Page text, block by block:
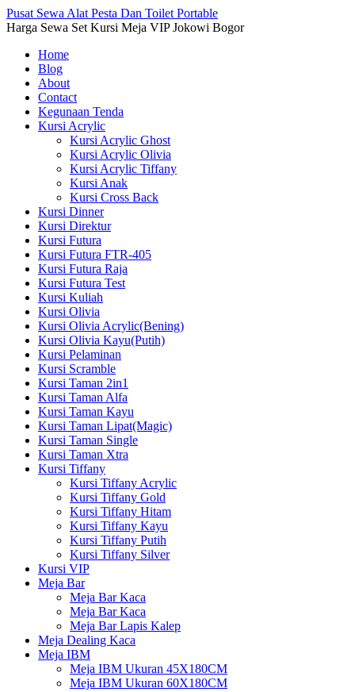
Pusat Sewa Alat Pesta Dan Toilet Portable
Harga Sewa Set Kursi Meja VIP Jokowi Bogor
Home
Blog
About
Contact
Kegunaan Tenda
Kursi Acrylic
Kursi Acrylic Ghost
Kursi Acrylic Olivia
Kursi Acrylic Tiffany
Kursi Anak
Kursi Cross Back
Kursi Dinner
Kursi Direktur
Kursi Futura
Kursi Futura FTR-405
Kursi Futura Raja
Kursi Futura Test
Kursi Kuliah
Kursi Olivia
Kursi Olivia Acrylic(Bening)
Kursi Olivia Kayu(Putih)
Kursi Pelaminan
Kursi Scramble
Kursi Taman 2in1
Kursi Taman Alfa
Kursi Taman Kayu
Kursi Taman Lipat(Magic)
Kursi Taman Single
Kursi Taman Xtra
Kursi Tiffany
Kursi Tiffany Acrylic
Kursi Tiffany Gold
Kursi Tiffany Hitam
Kursi Tiffany Kayu
Kursi Tiffany Putih
Kursi Tiffany Silver
Kursi VIP
Meja Bar
Meja Bar Kaca
Meja Bar Kaca
Meja Bar Lapis Kalep
Meja Dealing Kaca
Meja IBM
Meja IBM Ukuran 45X180CM
Meja IBM Ukuran 60X180CM